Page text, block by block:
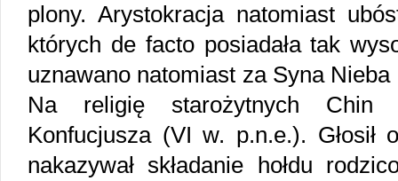
plony. Arystokracja natomiast
których de facto posiadała tak
uznawano natomiast za Syna
Na religię starożytnych Chin
Konfucjusza (VI w. p.n.e.). Głosił
nakazywał składanie hołdu